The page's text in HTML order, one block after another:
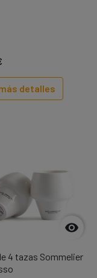
detalles

4 tazas Sommelier